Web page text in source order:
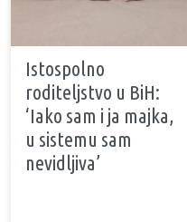
Istospolno
roditeljstvo u BiH:
‘Iako sam i ja majka,
u sistemu sam
nevidljiva’